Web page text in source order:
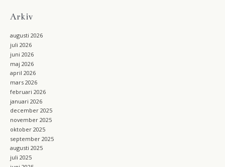
o
a
m
Arkiv
augusti 2026
juli 2026
juni 2026
maj 2026
april 2026
mars 2026
februari 2026
januari 2026
december 2025
november 2025
oktober 2025
september 2025
augusti 2025
juli 2025